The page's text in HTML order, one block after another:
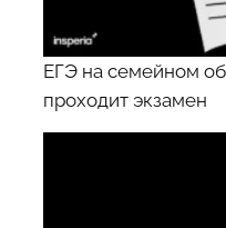
ЕГЭ на семейном
проходит экзамен